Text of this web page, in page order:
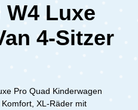
Luxe
4-Sitzer
Pro Quad Kinderwagen
XL-Räder mit